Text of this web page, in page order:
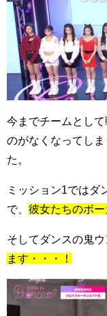
今までチームとし
のがなくなってし
た。
ミッション1ではダ
で、 彼女たちのボ
そしてダンスの鬼ウ
ます・・・！